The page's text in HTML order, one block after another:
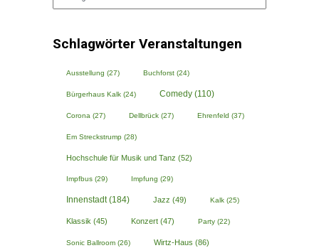
Schlagwörter Veranstaltungen
Ausstellung (27) Buchforst(24)
Bürgerhaus Kalk(24) Comedy(110)
Corona(27) Dellbrück(27) Ehrenfeld (37)
Em Streckstrump(28)
Hochschule für Musik und Tanz (52)
Impfbus(29) Impfung (29)
Innenstadt(184) Jazz (49) Kalk(25)
Klassik (45) Konzert(47) Party(22)
Sonic Ballroom(26) Wirtz-Haus (86)